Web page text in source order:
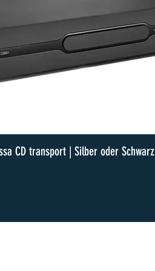
CD transport | Silber oder Schwarz